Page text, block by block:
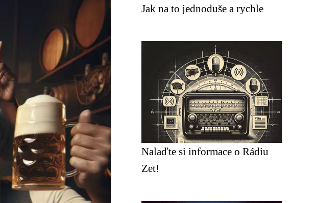
Jak na to jednoduše a rychle
Nalaďte si informace o Rádiu
Zet!